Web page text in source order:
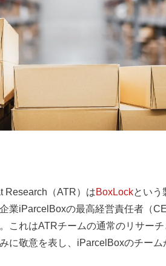
Research（ATR）はBoxLockという
業iParcelBoxの最高経営責任者（
これはATRチームの通常のリサー
に敬意を表し、iParcelBoxのチー